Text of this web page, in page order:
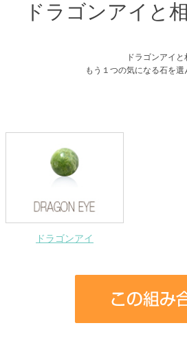
ドラゴンアイと
ドラゴンアイ
もう１つの気になる石を
ドラゴンアイ